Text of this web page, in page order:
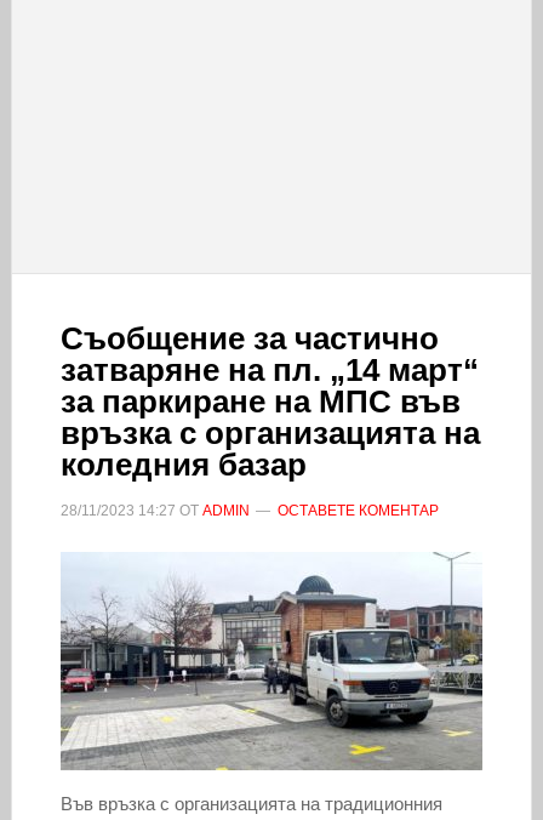
Съобщение за частично
затваряне на пл. „14 март“
за паркиране на МПС във
връзка с организацията на
коледния базар
28/11/2023 14:27 ОТ ADMIN ОСТАВЕТЕ КОМЕНТАР
Във връзка с организацията на традиционния